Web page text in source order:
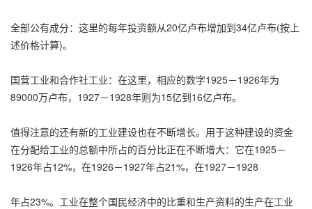
全部公有成分：这里的每年投资额从20亿卢布增加到34亿卢布(按上
述价格计算)。
国营工业和合作社工业：在这里，相应的数字1925－1926年为
89000万卢布，1927－1928年则为15亿到16亿卢布。
值得注意的还有新的工业建设也在不断增长。用于这种建设的资金
在分配给工业的总额中所占的百分比正在不断增大：它在1925－
1926年占12%，在1926－1927年占21%，在1927－1928
年占23%。工业在整个国民经济中的比重和生产资料的生产在工业